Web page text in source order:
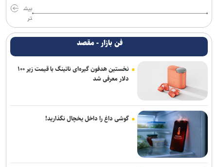
بیش
تر
فن بازار - مقصد
نخستین هدفون گیره‌ای ناتینگ با قیمت زیر ۱۰۰
دلار معرفی شد
گوشی داغ را داخل یخچال نگذارید!